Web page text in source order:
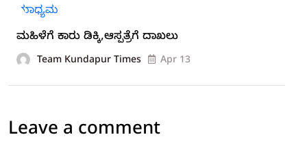
ಮಹಿಳೆಗೆ ಕಾರು ಡಿಕ್ಕಿ,ಆಸ್ಪತ್ರೆಗೆ ದಾಖಲು
Team Kundapur Times Apr 13
Leave a comment